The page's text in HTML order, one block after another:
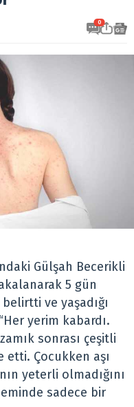
0
Gülşah Becerikli
5 gün
ve yaşadığı
yerim kabardı.
sonrası çeşitli
etti. Çocukken aşı
yeterli olmadığını
sadece bir